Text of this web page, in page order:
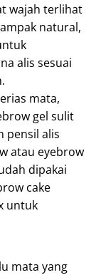
wajah terlihat
natural,
alis sesuai
mata,
gel sulit
pensil alis
atau eyebrow
dipakai
cake
untuk
mata yang